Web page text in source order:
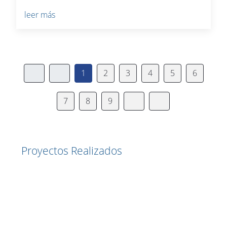
leer más
1 2 3 4 5 6
7 8 9
Proyectos Realizados